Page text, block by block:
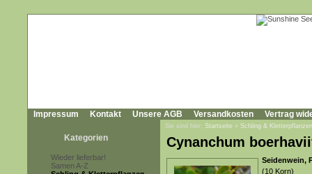
Impressum Kontakt Unsere AGB Versandkosten Vertrag
Kategorien
Wieder lieferbar!
Samen A-Z
Sie sind hier: Startseite » Schling & Kletterpflanzen
Cynanchum
Seidenwein,
(10 Korn)